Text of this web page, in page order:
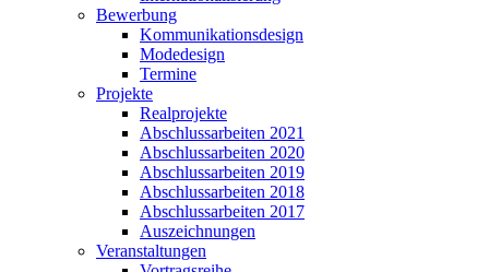
Bewerbung
Kommunikationsdesign
Modedesign
Termine
Projekte
Realprojekte
Abschlussarbeiten 2021
Abschlussarbeiten 2020
Abschlussarbeiten 2019
Abschlussarbeiten 2018
Abschlussarbeiten 2017
Auszeichnungen
Veranstaltungen